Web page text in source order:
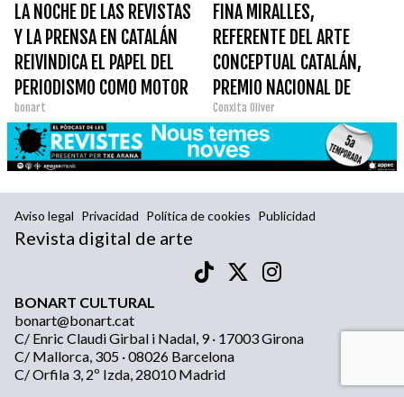
LA NOCHE DE LAS REVISTAS
Y LA PRENSA EN CATALÁN
REIVINDICA EL PAPEL DEL
PERIODISMO COMO MOTOR
CULTURAL DEL PAÍS
bonart
FINA MIRALLES,
REFERENTE DEL ARTE
CONCEPTUAL CATALÁN,
PREMIO NACIONAL DE
ARTES PLÁSTICAS 2025
Conxita Oliver
Aviso legal Privacidad Política de cookies Publicidad
Revista digital de arte
BONART CULTURAL
bonart@bonart.cat
C/ Enric Claudi Girbal i Nadal, 9 · 17003 Girona
C/ Mallorca, 305 · 08026 Barcelona
C/ Orfila 3, 2º Izda, 28010 Madrid